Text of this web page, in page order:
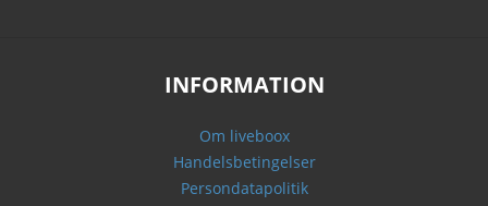
INFORMATION
Om liveboox
Handelsbetingelser
Persondatapolitik